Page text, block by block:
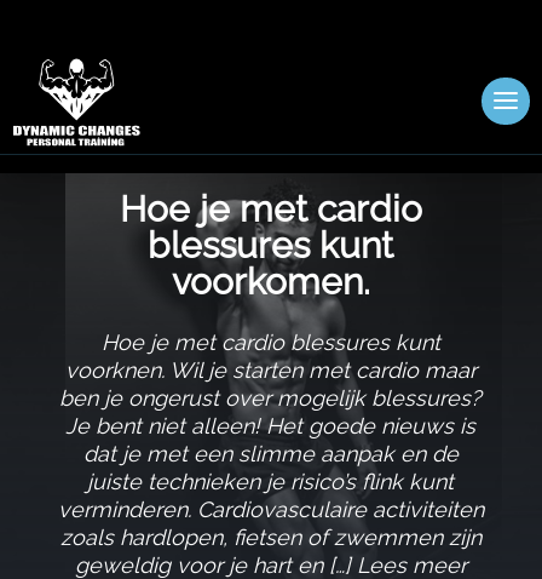
Hoe je met cardio
blessures kunt
voorkomen.​
Hoe je met cardio blessures kunt
voorknen.​ Wil je starten met cardio maar
ben je ongerust over mogelijk blessures?
Je bent niet alleen! Het goede nieuws is
dat je met een slimme aanpak en de
juiste technieken je risico’s flink kunt
verminderen.​ Cardiovasculaire activiteiten
zoals hardlopen, fietsen of zwemmen zijn
geweldig voor je hart en […] Lees meer